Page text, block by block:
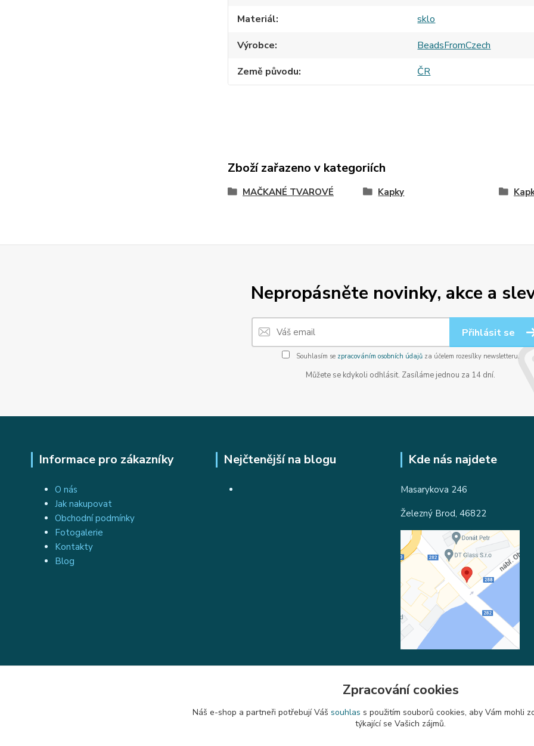
Materiál
sklo
Výrobce
BeadsFromCzech
Země původu
ČR
Zboží zařazeno v kategoriích
MAČKANÉ TVAROVÉ Kapky
Nepropásněte novinky, akce a
Přihlásit se
Souhlasím se zpracováním osobních údajůza účelem rozesílky newsletteru.
Můžete se kdykoli odhlásit. Zasíláme jednou za 14 dní.
Informace pro zákazníky
O nás
Jak nakupovat
Obchodní podmínky
Fotogalerie
Kontakty
Blog
Nejčtenější na blogu Kde nás najdete
Masarykova 246
Železný Brod, 46822
Zpracování cookies
Náš e-shop a partneři potřebují Váš souhlas s použitím souborů cookies, aby Vám mohli
týkající se Vašich zájmů.